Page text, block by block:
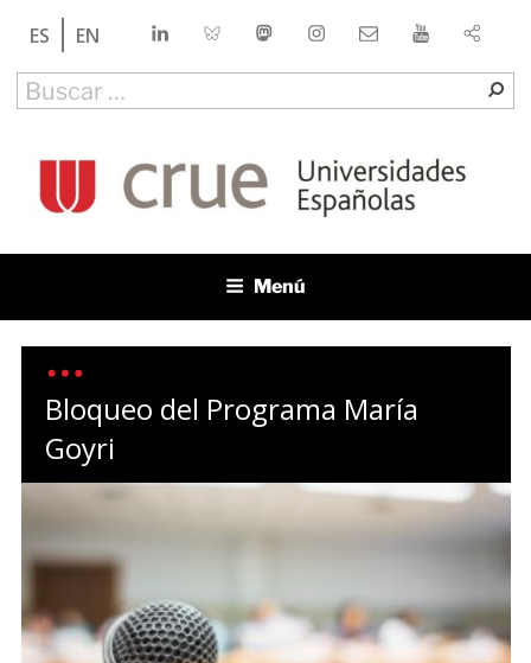
contenido
ES EN LinkedInBlueskyMastodonInstagramContactoYouTube
Buscar
por:
CRUE
Conferencia de Rectores de las Universidades Españolas
Menú
Bloqueo del Programa María
Goyri